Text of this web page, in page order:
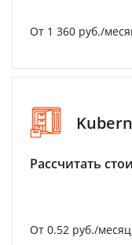
От 1 360 руб./
Рассчитать
От 0.52 руб./месяц